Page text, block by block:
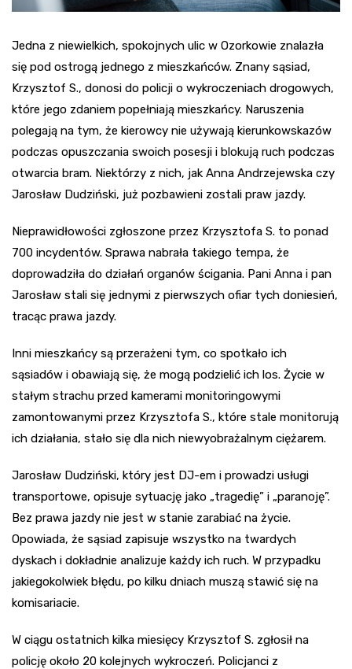
Jedna z niewielkich, spokojnych ulic w Ozorkowie znalazła
się pod ostrogą jednego z mieszkańców. Znany sąsiad,
Krzysztof S., donosi do policji o wykroczeniach drogowych,
które jego zdaniem popełniają mieszkańcy. Naruszenia
polegają na tym, że kierowcy nie używają kierunkowskazów
podczas opuszczania swoich posesji i blokują ruch podczas
otwarcia bram. Niektórzy z nich, jak Anna Andrzejewska czy
Jarosław Dudziński, już pozbawieni zostali praw jazdy.
Nieprawidłowości zgłoszone przez Krzysztofa S. to ponad
700 incydentów. Sprawa nabrała takiego tempa, że
doprowadziła do działań organów ścigania. Pani Anna i pan
Jarosław stali się jednymi z pierwszych ofiar tych doniesień,
tracąc prawa jazdy.
Inni mieszkańcy są przerażeni tym, co spotkało ich
sąsiadów i obawiają się, że mogą podzielić ich los. Życie w
stałym strachu przed kamerami monitoringowymi
zamontowanymi przez Krzysztofa S., które stale monitorują
ich działania, stało się dla nich niewyobrażalnym ciężarem.
Jarosław Dudziński, który jest DJ-em i prowadzi usługi
transportowe, opisuje sytuację jako „tragedię” i „paranoję”.
Bez prawa jazdy nie jest w stanie zarabiać na życie.
Opowiada, że sąsiad zapisuje wszystko na twardych
dyskach i dokładnie analizuje każdy ich ruch. W przypadku
jakiegokolwiek błędu, po kilku dniach muszą stawić się na
komisariacie.
W ciągu ostatnich kilka miesięcy Krzysztof S. zgłosił na
policję około 20 kolejnych wykroczeń. Policjanci z